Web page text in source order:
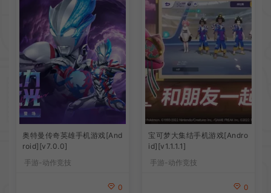
奥特曼传奇英雄手机游戏[And
roid][v7.0.0]
手游-动作竞技
0
宝可梦大集结手机游戏[Andro
id][v1.1.1.1]
手游-动作竞技
0